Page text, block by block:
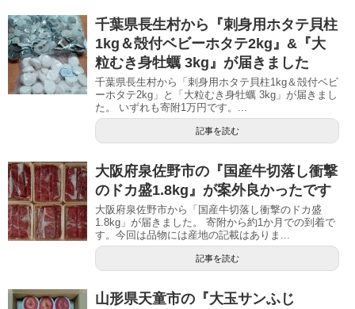
千葉県長生村から『刺身用ホタテ貝柱
1kg＆殻付ベビーホタテ2kg』&『大
粒むき身牡蠣 3kg』が届きました
千葉県長生村から「刺身用ホタテ貝柱1kg＆殻付ベビ
ーホタテ2kg」と「大粒むき身牡蠣 3kg」が届きまし
た。 いずれも寄附1万円です。...
記事を読む
大阪府泉佐野市の『国産牛切落し衝撃
のドカ盛1.8kg』が案外良かったです
大阪府泉佐野市から「国産牛切落し衝撃のドカ盛
1.8kg」が届きました。 寄附から約1か月での到着で
す。今回は品物には産地の記載はありま...
記事を読む
山形県天童市の『大玉サンふじ